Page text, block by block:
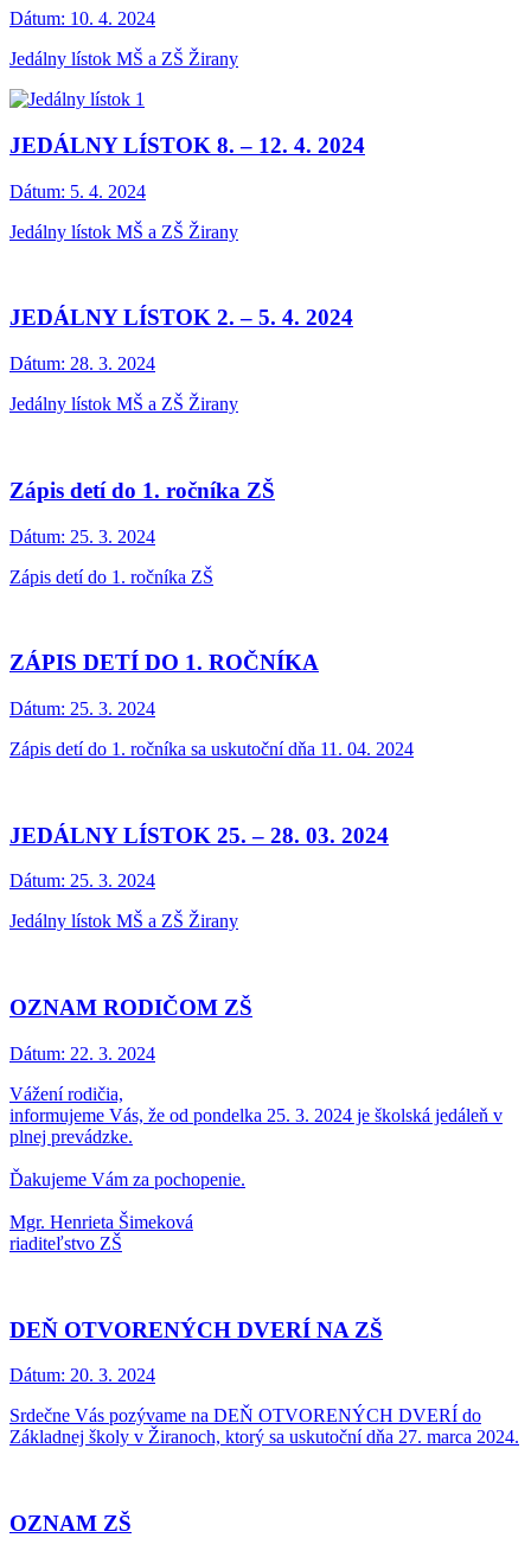
Dátum: 10. 4. 2024
Jedálny lístok MŠ a ZŠ Žirany
JEDÁLNY LÍSTOK 8. – 12. 4. 2024
Dátum: 5. 4. 2024
Jedálny lístok MŠ a ZŠ Žirany
JEDÁLNY LÍSTOK 2. – 5. 4. 2024
Dátum: 28. 3. 2024
Jedálny lístok MŠ a ZŠ Žirany
Zápis detí do 1. ročníka ZŠ
Dátum: 25. 3. 2024
Zápis detí do 1. ročníka ZŠ
ZÁPIS DETÍ DO 1. ROČNÍKA
Dátum: 25. 3. 2024
Zápis detí do 1. ročníka sa uskutoční dňa 11. 04. 2024
JEDÁLNY LÍSTOK 25. – 28. 03. 2024
Dátum: 25. 3. 2024
Jedálny lístok MŠ a ZŠ Žirany
OZNAM RODIČOM ZŠ
Dátum: 22. 3. 2024
Vážení rodičia,
informujeme Vás, že od pondelka 25. 3. 2024 je školská jedáleň v
plnej prevádzke.
Ďakujeme Vám za pochopenie.
Mgr. Henrieta Šimeková
riaditeľstvo ZŠ
DEŇ OTVORENÝCH DVERÍ NA ZŠ
Dátum: 20. 3. 2024
Srdečne Vás pozývame na DEŇ OTVORENÝCH DVERÍ do
Základnej školy v Žiranoch, ktorý sa uskutoční dňa 27. marca 2024.
OZNAM ZŠ